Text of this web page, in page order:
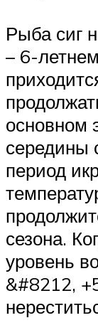
Рыба сиг
– 6-
основном
середины
период
сезона.
уровень
&#8212,